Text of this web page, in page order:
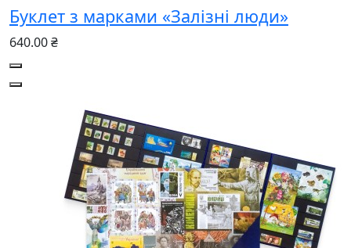
Буклет з марками «Залізні люди»
640.00 ₴